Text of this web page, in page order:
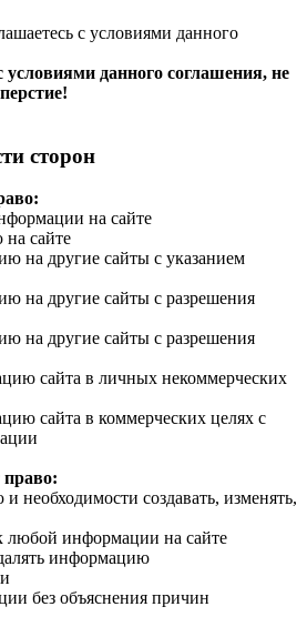
с условиями данного
данного соглашения, не
сторон
на сайте
сайте
на другие сайты с указанием
на другие сайты с разрешения
на другие сайты с разрешения
сайта в личных некоммерческих
сайта в коммерческих целях с
необходимости создавать, изменять,
любой информации на сайте
информацию
без объяснения причин